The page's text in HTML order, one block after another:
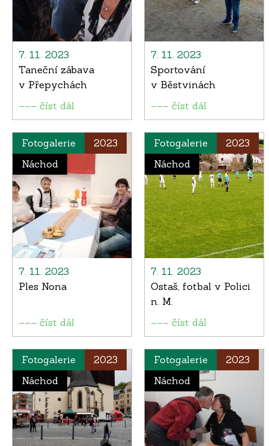
7. 11. 2023
Taneční zábava
v Přepychách
––– číst dál
7. 11. 2023
Sportování
v Běstvinách
––– číst dál
Fotogalerie
2023
Náchod
7. 11. 2023
Ples Nona
––– číst dál
Fotogalerie
2023
Náchod
7. 11. 2023
Ostaš, fotbal v Polici
n. M.
––– číst dál
Fotogalerie
2023
Náchod
Fotogalerie
2023
Náchod